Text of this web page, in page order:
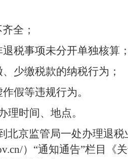
全；
退税事项未分开单独核算
、少缴税款的纳税行为；
假等违规行为。
理时间、地点。
北京监管局一处办理退
）“通知通告”栏目《